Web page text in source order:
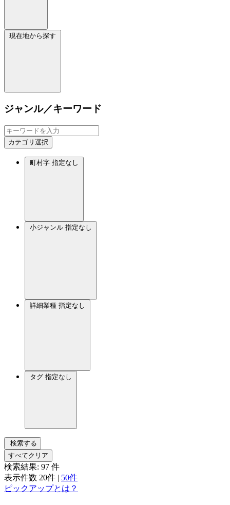
現在地から探す
ジャンル／キーワード
カテゴリ選択
町村字 指定なし
小ジャンル 指定なし
詳細業種 指定なし
タグ 指定なし
検索する
すべてクリア
検索結果: 97 件
表示件数 20件 | 50件
ピックアップとは？